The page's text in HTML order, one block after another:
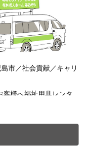
市／社会貢献／キャリ
客様へ福祉用具レンタ
他営業を行って頂き
心した暮らしをして
を担当していただき